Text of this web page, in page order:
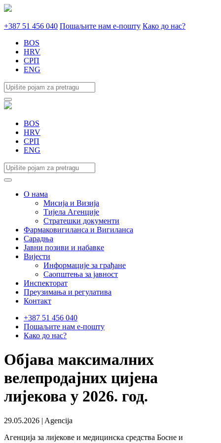
+387 51 456 040 Пошаљите нам е-пошту Како до нас?
BOS
HRV
СРП
ENG
BOS
HRV
СРП
ENG
О нама
Мисија и Визија
Тијела Агенције
Стратешки документи
Фармаковигиланса и Вигиланса
Сарадња
Јавни позиви и набавке
Вијести
Информације за грађане
Саопштења за јавност
Инспекторат
Преузимања и регулатива
Контакт
+387 51 456 040
Пошаљите нам е-пошту
Како до нас?
Објава максималних
велепродајних цијена
лијекова у 2026. год.
29.05.2026 | Agencija
Агенција за лијекове и медицинска средства Босне и